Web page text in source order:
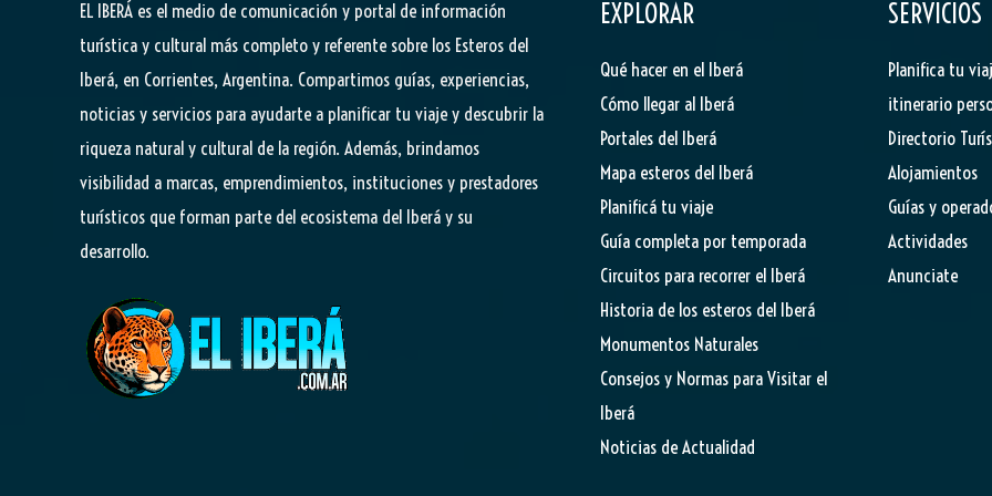
EL IBERÁ es el medio de comunicación y portal de información
turística y cultural más completo y referente sobre los Esteros del
Iberá, en Corrientes, Argentina. Compartimos guías, experiencias,
noticias y servicios para ayudarte a planificar tu viaje y descubrir la
riqueza natural y cultural de la región. Además, brindamos
visibilidad a marcas, emprendimientos, instituciones y prestadores
turísticos que forman parte del ecosistema del Iberá y su
desarrollo.
EXPLORAR
Qué hacer en el Iberá
Cómo llegar al Iberá
Portales del Iberá
Mapa esteros del Iberá
Planificá tu viaje
Guía completa por temporada
Circuitos para recorrer el Iberá
Historia de los esteros del Iberá
Monumentos Naturales
Consejos y Normas para Visitar el
Iberá
Noticias de Actualidad
SERVICIOS
Planifica tu
itinerario
Directorio
Alojamientos
Guías y
Actividades
Anunciate